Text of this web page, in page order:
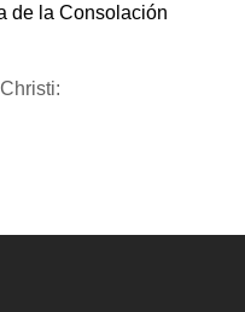
de la Consolación